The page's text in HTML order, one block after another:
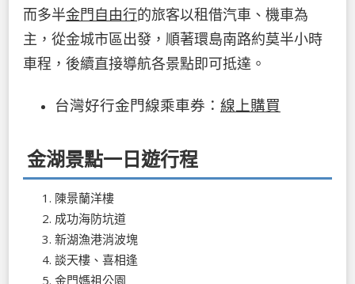
而多半金門自由行的旅客以租借汽車、機車為
主，從金城市區出發，順著環島南路約莫半小時
車程，後續直接導航各景點即可抵達。
台灣好行金門線乘車券： 線上購買
金湖景點一日遊行程
陳景蘭洋樓
成功海防坑道
新湖漁港消波塊
談天樓、喜相逢
金門媽祖公園